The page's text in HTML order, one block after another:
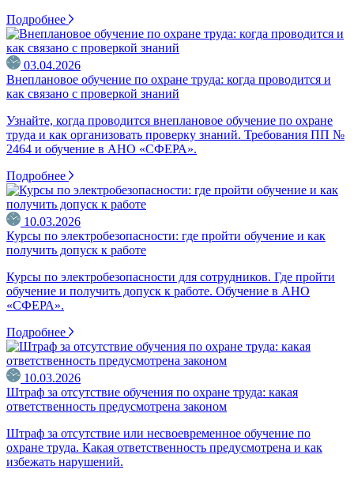
Подробнее
03.04.2026
Внеплановое обучение по охране труда: когда проводится и
как связано с проверкой знаний
Узнайте, когда проводится внеплановое обучение по охране
труда и как организовать проверку знаний. Требования ПП №
2464 и обучение в АНО «СФЕРА».
Подробнее
10.03.2026
Курсы по электробезопасности: где пройти обучение и как
получить допуск к работе
Курсы по электробезопасности для сотрудников. Где пройти
обучение и получить допуск к работе. Обучение в АНО
«СФЕРА».
Подробнее
10.03.2026
Штраф за отсутствие обучения по охране труда: какая
ответственность предусмотрена законом
Штраф за отсутствие или несвоевременное обучение по
охране труда. Какая ответственность предусмотрена и как
избежать нарушений.